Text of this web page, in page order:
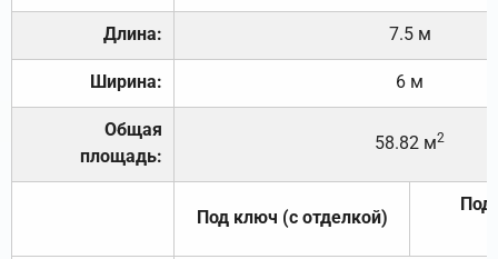
Длина: 7.5 м
Ширина: 6 м
Общая
площадь:
58.82 м2
Под ключ (с отделкой)
Под